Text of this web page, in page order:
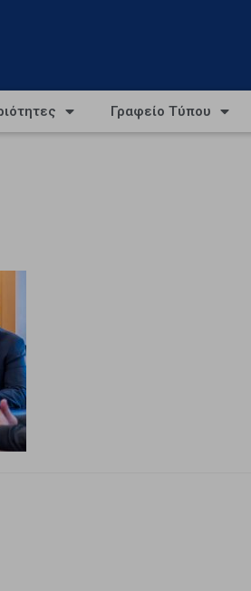
Γραφείο Τύπου